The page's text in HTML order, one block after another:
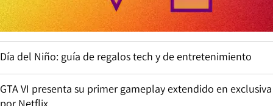
Día del Niño: guía de regalos tech y de entretenimiento
GTA VI presenta su primer gameplay extendido en exclusiva